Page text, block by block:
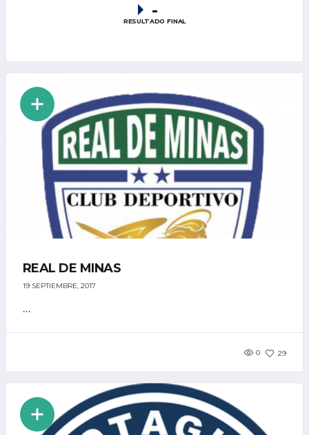
-
RESULTADO FINAL
REAL DE MINAS
19 SEPTIEMBRE, 2017
...
0 29